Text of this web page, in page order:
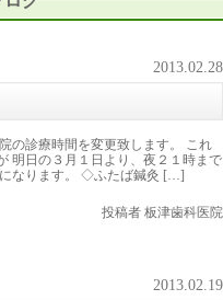
2013.02.28
の診療時間を変更致します。 これ
明日の３月１日より、夜２１時まで
なります。 ◇ふたば鍼灸 […]
投稿者 板津歯科医院
2013.02.19